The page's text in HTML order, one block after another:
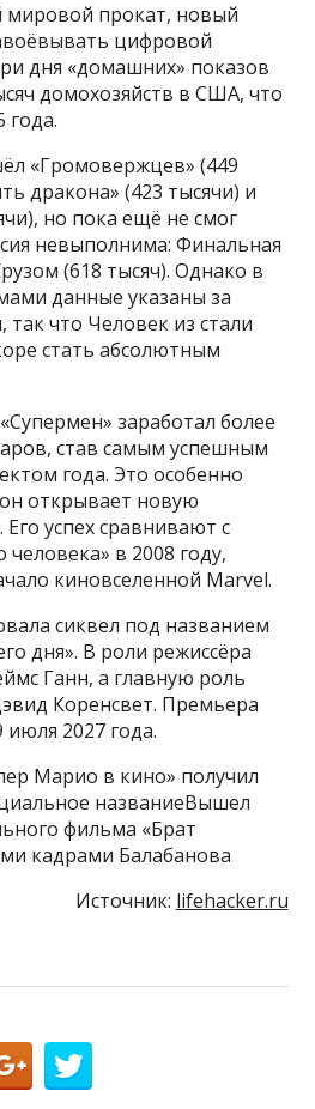
прокат, новый
цифровой
дня «домашних» показов
домохозяйств в США, что
года.
«Громовержцев» (449
дракона» (423 тысячи) и
но пока ещё не смог
невыполнима: Финальная
(618 тысяч). Однако в
данные указаны за
так что Человек из стали
стать абсолютным
заработал более
став самым успешным
года. Это особенно
открывает новую
успех сравнивают с
в 2008 году,
киновселенной Marvel.
сиквел под названием
дня». В роли режиссёра
Ганн, а главную роль
Коренсвет. Премьера
2027 года.
Марио в кино» получил
названиеВышел
фильма «Брат
кадрами Балабанова
Источник: lifehacker.ru